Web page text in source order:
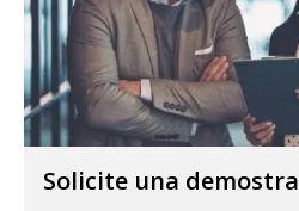
Solicite una